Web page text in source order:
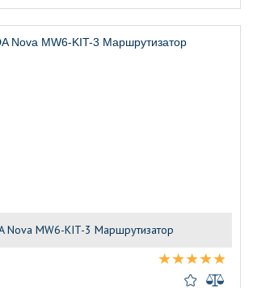
Nova MW6-KIT-3 Маршрутизатор